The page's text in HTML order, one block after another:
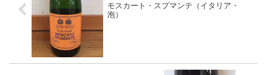
モスカート・スプマンテ（イタリア・
泡）